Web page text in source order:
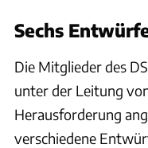
Sechs
Die Mitglieder des
unter der Leitung
Herausforderung
verschiedene